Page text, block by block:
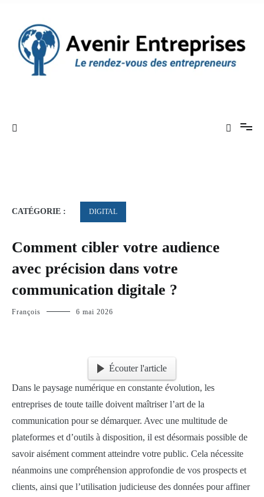
contenu
CATÉGORIE : DIGITAL
Comment cibler votre audience
avec précision dans votre
communication digitale ?
François 6 mai 2026
Écouter l'article
Dans le paysage numérique en constante évolution, les
entreprises de toute taille doivent maîtriser l’art de la
communication pour se démarquer. Avec une multitude de
plateformes et d’outils à disposition, il est désormais possible de
savoir aisément comment atteindre votre public. Cela nécessite
néanmoins une compréhension approfondie de vos prospects et
clients, ainsi que l’utilisation judicieuse des données pour affiner